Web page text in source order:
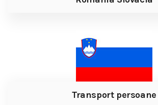
Transport persoane